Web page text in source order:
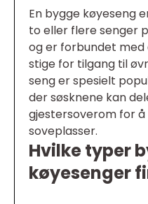
En bygge køyeseng
to eller flere senger
og er forbundet
stige for tilgang til
seng er spesielt
der søsknene kan
gjestersoverom for
soveplasser.
Hvilke typer
køyesenger